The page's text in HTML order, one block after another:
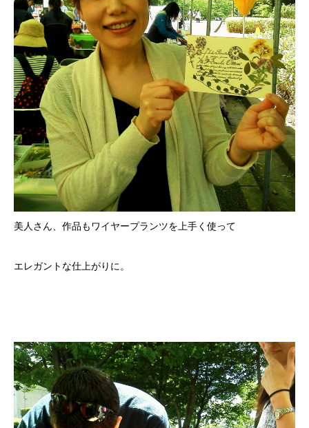
美人さん、作品もワイヤープランツを上手く使って
エレガントな仕上がりに。